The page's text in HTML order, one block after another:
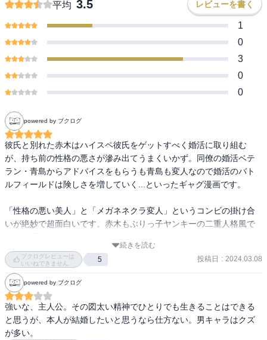
平均 3.5 レビューを書く
1
0
3
0
0
powered by ブクログ
彼氏と別れた赤木はハイスペ彼氏をゲットすべく婚活に取り組む
が、持ち前の性格の悪さが滲み出てうまくいかず。同僚の婚活ベテ
ラン・青島からアドバイスをもらうも青島も変人なので婚活のバト
ルフィールドは険しさを増していく...といったギャグ漫画です。
「性格の悪い美人」と「メガネネクラ変人」というコンビの掛け合
いが絶妙で超面白いです。赤木もぶりっ子ヤンキーの二重人格風で
またじわじわウケる。
続きを読む
ブクログレビューは
いいねできません
5 投稿日 : 2024.03.08
powered by ブクログ
強いな、主人公。その図太い精神でひとりでも生きることはできる
と思うが、本人が結婚したいと思うなら仕方ない。男キャラはクズ
が多い。